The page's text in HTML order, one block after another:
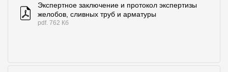
Экспертное заключение и протокол экспертизы
желобов, сливных труб и арматуры
pdf. 762 Кб